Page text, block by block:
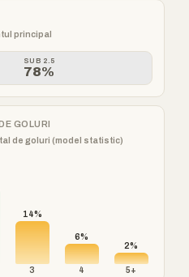
principal
SUB 2.5
78%
GOLURI
de goluri (model statistic)
14%
3
6%
4
2%
5+